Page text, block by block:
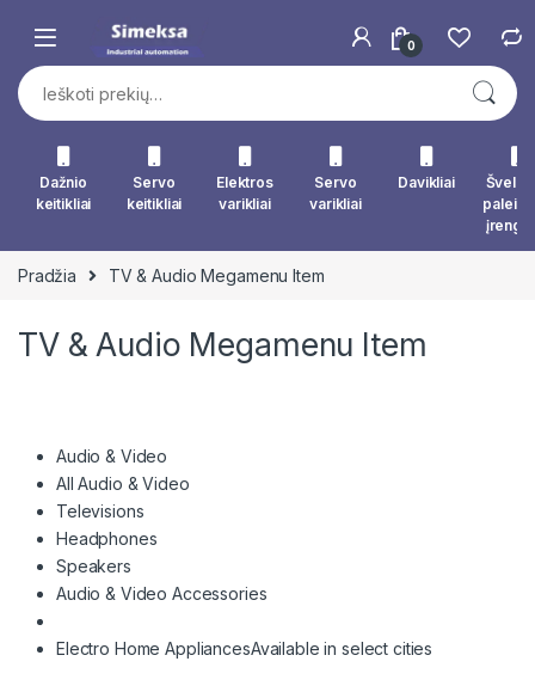
0
Ieškoti:
Dažnio
keitikliai
Servo
keitikliai
Elektros
varikliai
Servo
varikliai
Davikliai
Pradžia TV & Audio Megamenu Item
TV & Audio Megamenu Item
Audio & Video
All Audio & Video
Televisions
Headphones
Speakers
Audio & Video Accessories
Electro Home AppliancesAvailable in select cities